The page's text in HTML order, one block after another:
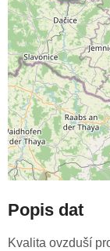
Popis dat
Kvalita ovzduší